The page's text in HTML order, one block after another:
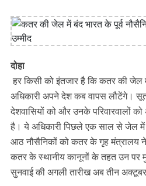
दोहा
हर किसी को इंतजार है कि कतर की जेल
अधिकारी अपने देश कब वापस लौटेंगे।
देशवासियों को और उनके परिवारवालों
है। ये अधिकारी पिछले एक साल से जेल
आठ नौसैनिकों को कतर के गृह मंत्रालय ने
कतर के स्थानीय कानूनों के तहत उन पर
सुनवाई की अगली तारीख अब तीन